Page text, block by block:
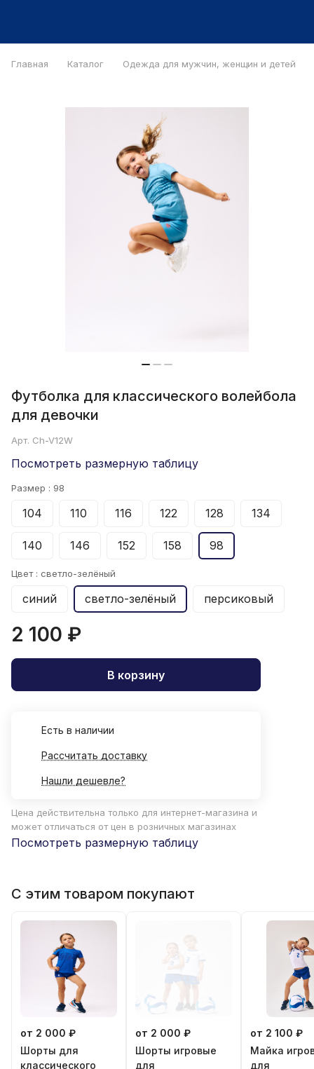
Главная Каталог Одежда для мужчин, женщин и детей
Футболка для классического волейбола
для девочки
Арт. Ch-V12W
Посмотреть размерную таблицу
Размер : 98
104 110 116 122 128 134
140 146 152 158 98
Цвет : светло-зелёный
синий светло-зелёный персиковый
2 100 ₽
В корзину
Есть в наличии
Рассчитать доставку
Нашли дешевле?
Цена действительна только для интернет-магазина и
может отличаться от цен в розничных магазинах
Посмотреть размерную таблицу
С этим товаром покупают
от 2 000 ₽
Шорты для
классического
от 2 000 ₽
Шорты игровые
для
от 2 100 ₽
Майка
для